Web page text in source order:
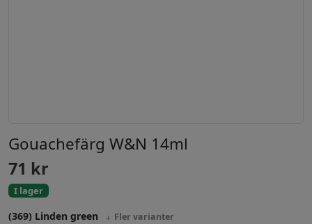
Gouachefärg W&N 14ml
71 kr
I lager
(369) Linden green Fler varianter